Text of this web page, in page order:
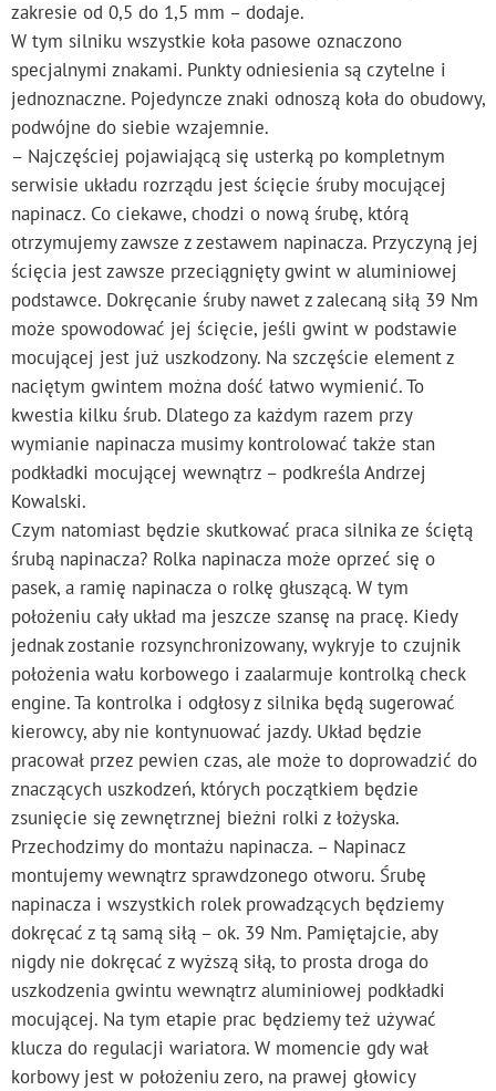
zakresie od 0,5 do 1,5 mm – dodaje.
W tym silniku wszystkie koła pasowe oznaczono
specjalnymi znakami. Punkty odniesienia są czytelne i
jednoznaczne. Pojedyncze znaki odnoszą koła do obudowy,
podwójne do siebie wzajemnie.
– Najczęściej pojawiającą się usterką po kompletnym
serwisie układu rozrządu jest ścięcie śruby mocującej
napinacz. Co ciekawe, chodzi o nową śrubę, którą
otrzymujemy zawsze z zestawem napinacza. Przyczyną jej
ścięcia jest zawsze przeciągnięty gwint w aluminiowej
podstawce. Dokręcanie śruby nawet z zalecaną siłą 39 Nm
może spowodować jej ścięcie, jeśli gwint w podstawie
mocującej jest już uszkodzony. Na szczęście element z
naciętym gwintem można dość łatwo wymienić. To
kwestia kilku śrub. Dlatego za każdym razem przy
wymianie napinacza musimy kontrolować także stan
podkładki mocującej wewnątrz – podkreśla Andrzej
Kowalski.
Czym natomiast będzie skutkować praca silnika ze ściętą
śrubą napinacza? Rolka napinacza może oprzeć się o
pasek, a ramię napinacza o rolkę głuszącą. W tym
położeniu cały układ ma jeszcze szansę na pracę. Kiedy
jednak zostanie rozsynchronizowany, wykryje to czujnik
położenia wału korbowego i zaalarmuje kontrolką check
engine. Ta kontrolka i odgłosy z silnika będą sugerować
kierowcy, aby nie kontynuować jazdy. Układ będzie
pracował przez pewien czas, ale może to doprowadzić do
znaczących uszkodzeń, których początkiem będzie
zsunięcie się zewnętrznej bieżni rolki z łożyska.
Przechodzimy do montażu napinacza. – Napinacz
montujemy wewnątrz sprawdzonego otworu. Śrubę
napinacza i wszystkich rolek prowadzących będziemy
dokręcać z tą samą siłą – ok. 39 Nm. Pamiętajcie, aby
nigdy nie dokręcać z wyższą siłą, to prosta droga do
uszkodzenia gwintu wewnątrz aluminiowej podkładki
mocującej. Na tym etapie prac będziemy też używać
klucza do regulacji wariatora. W momencie gdy wał
korbowy jest w położeniu zero, na prawej głowicy